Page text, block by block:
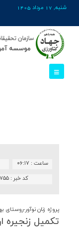
شنبه, 17 مرداد 1405
ساعت :۰۶:۱۷
کد خبر :
پروژه زنان نوآور-روستای
تكمیل زنجیره